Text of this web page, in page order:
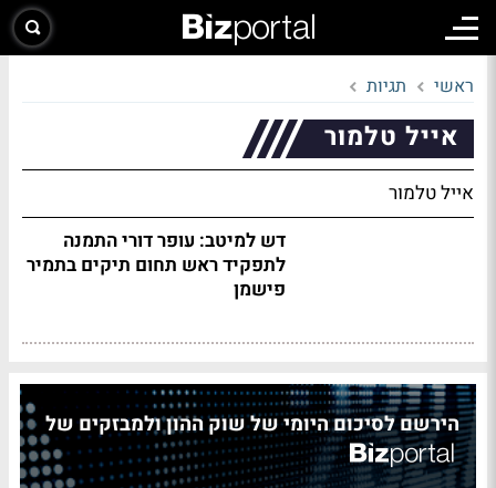
ראשי תגיות
אייל טלמור
אייל טלמור
דש למיטב: עופר דורי התמנה
לתפקיד ראש תחום תיקים בתמיר
פישמן
הירשם לסיכום היומי של שוק ההון ולמבזקים של